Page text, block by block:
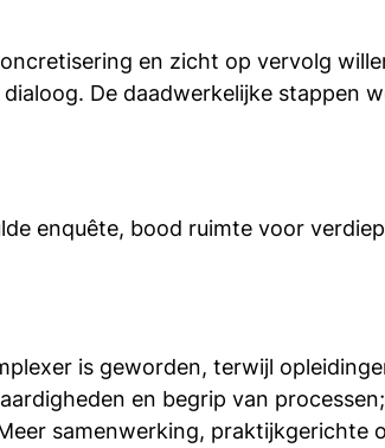
en zicht op vervolg
De daadwerkelijke stappen
enquête, bood ruimte voor
is geworden, terwijl
en begrip van
samenwerking, praktijkgerichte